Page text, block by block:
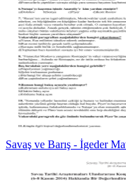
Savaş ve Barış - İgeder